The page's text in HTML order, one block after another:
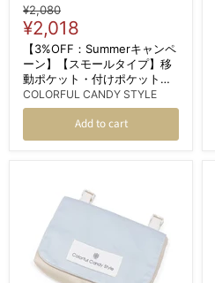
Original
price
¥2,080
Current
price
¥2,018
【3%OFF：Summerキャンペ
ーン】【スモールタイプ】移
動ポケット・付けポケット
（クリップタイプ） くすみ無
地 くすみローズ
COLORFUL CANDY STYLE
Add to cart